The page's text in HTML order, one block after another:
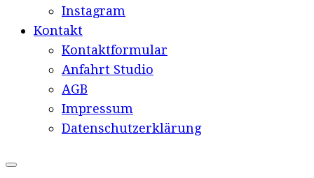
Instagram
Kontakt
Kontaktformular
Anfahrt Studio
AGB
Impressum
Datenschutzerklärung